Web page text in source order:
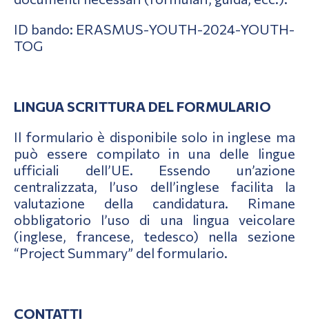
ID bando: ERASMUS-YOUTH-2024-YOUTH-
TOG
LINGUA SCRITTURA DEL FORMULARIO
Il formulario è disponibile solo in inglese ma
può essere compilato in una delle lingue
ufficiali dell’UE. Essendo un’azione
centralizzata, l’uso dell’inglese facilita la
valutazione della candidatura. Rimane
obbligatorio l’uso di una lingua veicolare
(inglese, francese, tedesco) nella sezione
“Project Summary” del formulario.
CONTATTI